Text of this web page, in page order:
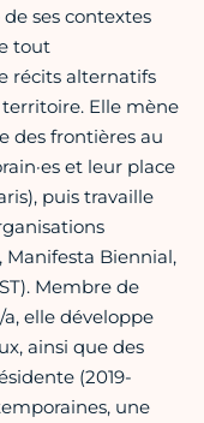
ses contextes
tout
récits alternatifs
Elle mène
des frontières au
et leur place
puis travaille
Manifesta Biennial,
Membre de
elle développe
ainsi que des
(2019-
une